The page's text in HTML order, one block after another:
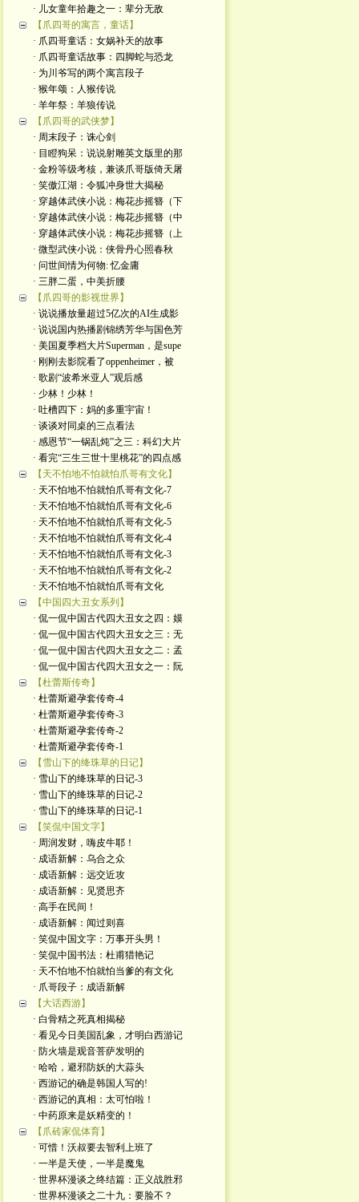
· 儿女童年拾趣之一：辈分无敌
【爪四哥的寓言，童话】
· 爪四哥童话：女娲补天的故事
· 爪四哥童话故事：四脚蛇与恐龙
· 为川爷写的两个寓言段子
· 猴年颂：人猴传说
· 羊年祭：羊狼传说
【爪四哥的武侠梦】
· 周末段子：诛心剑
· 目瞪狗呆：说说射雕英文版里的那
· 金粉等级考核，兼谈爪哥版倚天屠
· 笑傲江湖：令狐冲身世大揭秘
· 穿越体武侠小说：梅花步摇簪（下
· 穿越体武侠小说：梅花步摇簪（中
· 穿越体武侠小说：梅花步摇簪（上
· 微型武侠小说：侠骨丹心照春秋
· 问世间情为何物: 忆金庸
· 三胖二蛋，中美折腰
【爪四哥的影视世界】
· 说说播放量超过5亿次的AI生成影
· 说说国内热播剧锦绣芳华与国色芳
· 美国夏季档大片Superman，是supe
· 刚刚去影院看了oppenheimer，被
· 歌剧“波希米亚人”观后感
· 少林！少林！
· 吐槽四下：妈的多重宇宙！
· 谈谈对同桌的三点看法
· 感恩节“一锅乱炖”之三：科幻大片
· 看完“三生三世十里桃花”的四点感
【天不怕地不怕就怕爪哥有文化】
· 天不怕地不怕就怕爪哥有文化-7
· 天不怕地不怕就怕爪哥有文化-6
· 天不怕地不怕就怕爪哥有文化-5
· 天不怕地不怕就怕爪哥有文化-4
· 天不怕地不怕就怕爪哥有文化-3
· 天不怕地不怕就怕爪哥有文化-2
· 天不怕地不怕就怕爪哥有文化
【中国四大丑女系列】
· 侃一侃中国古代四大丑女之四：嫫
· 侃一侃中国古代四大丑女之三：无
· 侃一侃中国古代四大丑女之二：孟
· 侃一侃中国古代四大丑女之一：阮
【杜蕾斯传奇】
· 杜蕾斯避孕套传奇-4
· 杜蕾斯避孕套传奇-3
· 杜蕾斯避孕套传奇-2
· 杜蕾斯避孕套传奇-1
【雪山下的绛珠草的日记】
· 雪山下的绛珠草的日记-3
· 雪山下的绛珠草的日记-2
· 雪山下的绛珠草的日记-1
【笑侃中国文字】
· 周润发财，嗨皮牛耶！
· 成语新解：乌合之众
· 成语新解：远交近攻
· 成语新解：见贤思齐
· 高手在民间！
· 成语新解：闻过则喜
· 笑侃中国文字：万事开头男！
· 笑侃中国书法：杜甫猎艳记
· 天不怕地不怕就怕当爹的有文化
· 爪哥段子：成语新解
【大话西游】
· 白骨精之死真相揭秘
· 看见今日美国乱象，才明白西游记
· 防火墙是观音菩萨发明的
· 哈哈，避邪防妖的大蒜头
· 西游记的确是韩国人写的!
· 西游记的真相：太可怕啦！
· 中药原来是妖精变的！
【爪砖家侃体育】
· 可惜！沃叔要去智利上班了
· 一半是天使，一半是魔鬼
· 世界杯漫谈之终结篇：正义战胜邪
· 世界杯漫谈之二十九：要脸不？